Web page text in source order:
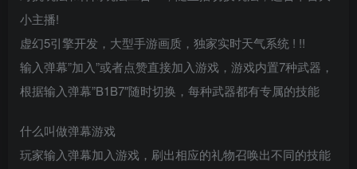
小主播!
虚幻5引擎开发，大型手游画质，独家实时天气系统 ! !!
输入弹幕”加入”或者点赞直接加入游戏，游戏内置7种武器，
根据输入弹幕”B1B7″随时切换，每种武器都有专属的技能
什么叫做弹幕游戏
玩家输入弹幕加入游戏，刷出相应的礼物召唤出不同的技能